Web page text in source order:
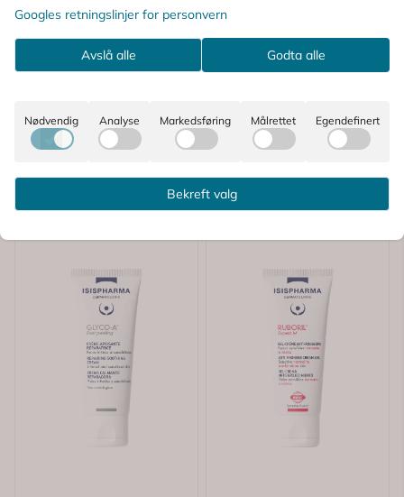
-30% -30%
Googles retningslinjer for personvern
Avslå alle Godta alle
Nødvendig Analyse Markedsføring Målrettet Egendefinert
Bekreft valg